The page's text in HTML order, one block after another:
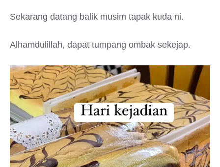
Sekarang datang balik musim tapak kuda ni.
Alhamdulillah, dapat tumpang ombak sekejap.